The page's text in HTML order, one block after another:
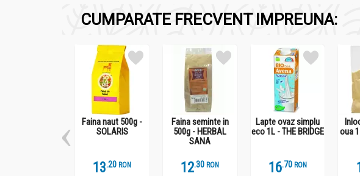
Ce conține HEPAVIV?
Thistle).
Această cantitate de preparat conține doza profilactică
Silimarina este un amestec de flavonolignani (silibinină,
Controlul de laborator al fiecărui lot de HEPAVIV garantează
De ce HEPAVIV este diferit de alte preparate care conțin
HEPAVIV diferă semnificativ de alte preparate prin calitatea
Prelucrarea mecanică la care supunem semințele de armurariu
CUMPARATE FRECVENT IMPREUNA:
Faina naut 500g -
SOLARIS
13.2 RON
Faina seminte in
500g - HERBAL
SANA
12.3 RON
Lapte ovaz simplu
eco 1L - THE BRIDGE
16.7 RON
oua